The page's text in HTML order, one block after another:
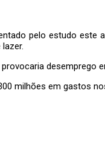
pelo estudo
desemprego
milhões em gastos